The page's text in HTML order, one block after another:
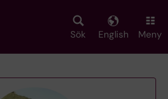
Sök English Meny